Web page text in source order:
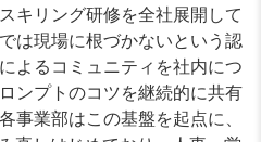
キリング研修を全社展開して
は現場に根づかないという認
よるコミュニティを社内につ
ンプトのコツを継続的に共有
事業部はこの基盤を起点に、